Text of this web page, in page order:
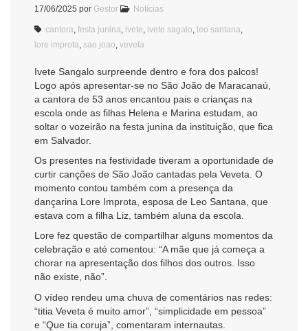
17/06/2025 por Gestor Notícias
cantora festa junina ivete ivete sagalo leo santana
lore improta sao joao veveta
Ivete Sangalo surpreende dentro e fora dos palcos!
Logo após apresentar-se no São João de Maracanaú,
a cantora de 53 anos encantou pais e crianças na
escola onde as filhas Helena e Marina estudam, ao
soltar o vozeirão na festa junina da instituição, que fica
em Salvador.
Os presentes na festividade tiveram a oportunidade de
curtir canções de São João cantadas pela Veveta. O
momento contou também com a presença da
dançarina Lore Improta, esposa de Leo Santana, que
estava com a filha Liz, também aluna da escola.
Lore fez questão de compartilhar alguns momentos da
celebração e até comentou: “A mãe que já começa a
chorar na apresentação dos filhos dos outros. Isso
não existe, não”.
O vídeo rendeu uma chuva de comentários nas redes:
“titia Veveta é muito amor”, “simplicidade em pessoa”
e “Que tia coruja”, comentaram internautas.